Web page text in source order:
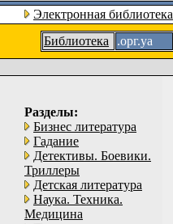
Электронная библиотека
Библиотека
.орг.уа
Разделы:
Бизнес литература
Гадание
Детективы. Боевики.
Триллеры
Детская литература
Наука. Техника.
Медицина